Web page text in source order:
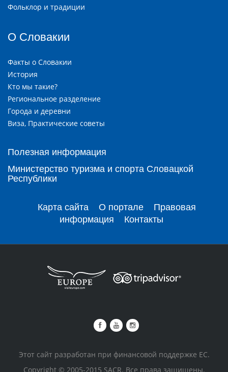
Фольклор и традиции
О Словакии
Факты о Словакии
История
Кто мы такие?
Региональное разделение
Города и деревни
Виза, Практические советы
Полезная информация
Министерство туризма и спорта Словацкой
Республики
Карта сайта О портале
Правовая
информация
Контакты
Этот сайт разработан при финансовой поддержке ЕС.
Copyright © 2005-2015 SACR. Все права защищены.